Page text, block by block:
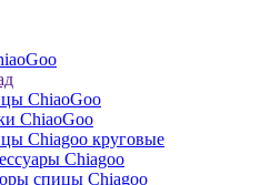
ChiaoGoo
ChiaoGoo
Сhiagoo круговые
Chiagoo
спицы Chiagoo